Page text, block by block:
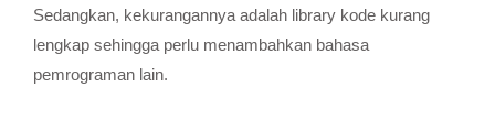
Sedangkan, kekurangannya adalah library kode kurang
lengkap sehingga perlu menambahkan bahasa
pemrograman lain.